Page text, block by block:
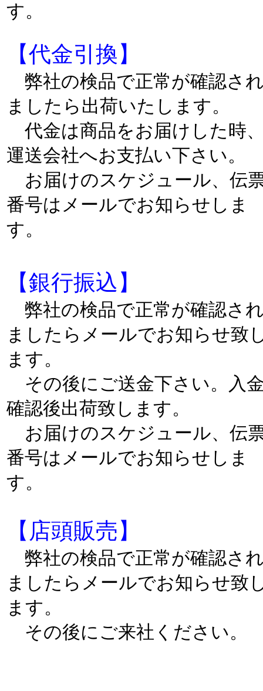
す。
【代金引換】
弊社の検品で正常が確認さ
ましたら出荷いたします。
代金は商品をお届けした時
運送会社へお支払い下さい。
お届けのスケジュール、伝
番号はメールでお知らせしま
す。
【銀行振込】
弊社の検品で正常が確認さ
ましたらメールでお知らせ致
ます。
その後にご送金下さい。入
確認後出荷致します。
お届けのスケジュール、伝
番号はメールでお知らせしま
す。
【店頭販売】
弊社の検品で正常が確認さ
ましたらメールでお知らせ致
ます。
その後にご来社ください。